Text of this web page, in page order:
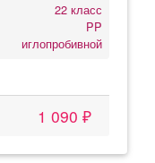
22 класс
PP
иглопробивной
1 090 ₽